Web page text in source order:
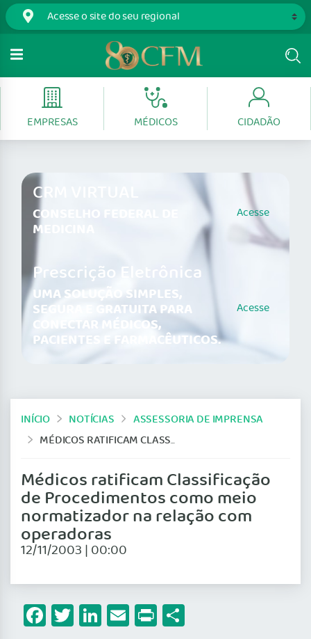
EMPRESAS MÉDICOS CIDADÃO
CRM VIRTUAL
CONSELHO FEDERAL DE
MEDICINA
Acesse
Prescrição Eletrônica
UMA SOLUÇÃO SIMPLES,
SEGURA E GRATUITA PARA
CONECTAR MÉDICOS,
PACIENTES E FARMACÊUTICOS.
Acesse
INÍCIO NOTÍCIAS
ASSESSORIA DE IMPRENSA
MÉDICOS RATIFICAM CLASSIFICAÇÃO DE PROCEDIMENTOS COMO MEIO NORMATIZADOR NA RELAÇÃO COM OPERADORAS
Médicos ratificam Classificação
de Procedimentos como meio
normatizador na relação com
operadoras
12/11/2003 | 00:00
Facebook
Twitter
LinkedIn
Email
Print